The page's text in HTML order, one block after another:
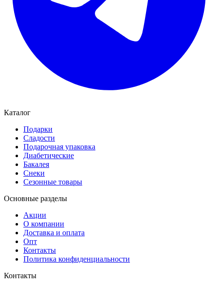
Каталог
Подарки
Сладости
Подарочная упаковка
Диабетические
Бакалея
Снеки
Сезонные товары
Основные разделы
Акции
О компании
Доставка и оплата
Опт
Контакты
Политика конфиденциальности
Контакты